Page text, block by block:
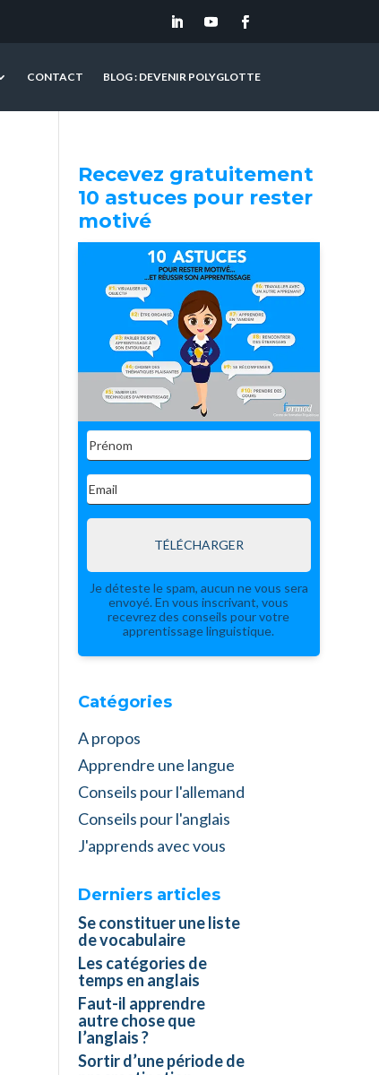
CONTACT BLOG : DEVENIR POLYGLOTTE
Recevez gratuitement
10 astuces pour rester
motivé
TÉLÉCHARGER
Je déteste le spam, aucun ne vous sera
envoyé. En vous inscrivant, vous
recevrez des conseils pour votre
apprentissage linguistique.
Catégories
A propos
Apprendre une langue
Conseils pour l'allemand
Conseils pour l'anglais
J'apprends avec vous
Derniers articles
Se constituer une liste
de vocabulaire
Les catégories de
temps en anglais
Faut-il apprendre
autre chose que
l’anglais ?
Sortir d’une période de